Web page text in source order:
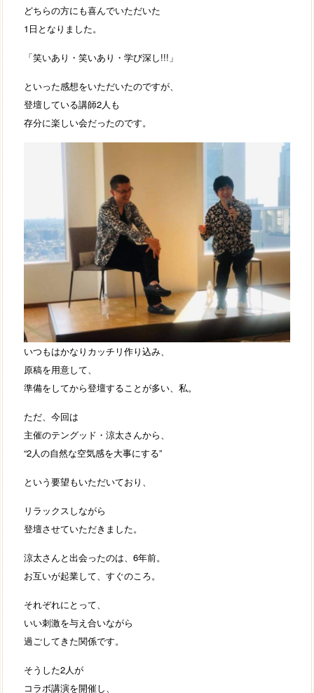
どちらの方にも喜んでいただいた
1日となりました。
「笑いあり・笑いあり・学び深し!!!」
といった感想をいただいたのですが、
登壇している講師2人も
存分に楽しい会だったのです。
いつもはかなりカッチリ作り込み、
原稿を用意して、
準備をしてから登壇することが多い、私。
ただ、今回は
主催のテングッド・涼太さんから、
“2人の自然な空気感を大事にする”
という要望もいただいており、
リラックスしながら
登壇させていただきました。
涼太さんと出会ったのは、6年前。
お互いが起業して、すぐのころ。
それぞれにとって、
いい刺激を与え合いながら
過ごしてきた関係です。
そうした2人が
コラボ講演を開催し、